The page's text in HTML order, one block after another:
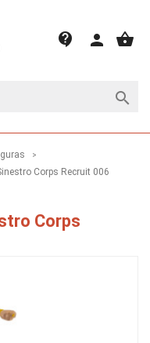
shopping_basket
person
contact_support

Corps Recruit 006
Corps